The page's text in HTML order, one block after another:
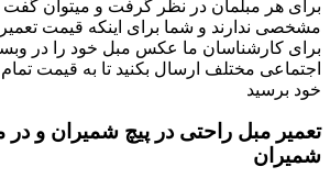
برای هر مبلمان در نظر گرفت و میتوان
مشخصی ندارند و شما برای اینکه قیمت تعمیر
برای کارشناسان ما عکس مبل خود را در
اجتماعی مختلف ارسال بکنید تا به قیمت
خود برسید
تعمیر مبل راحتی در پیچ شمیران و در
شمیران